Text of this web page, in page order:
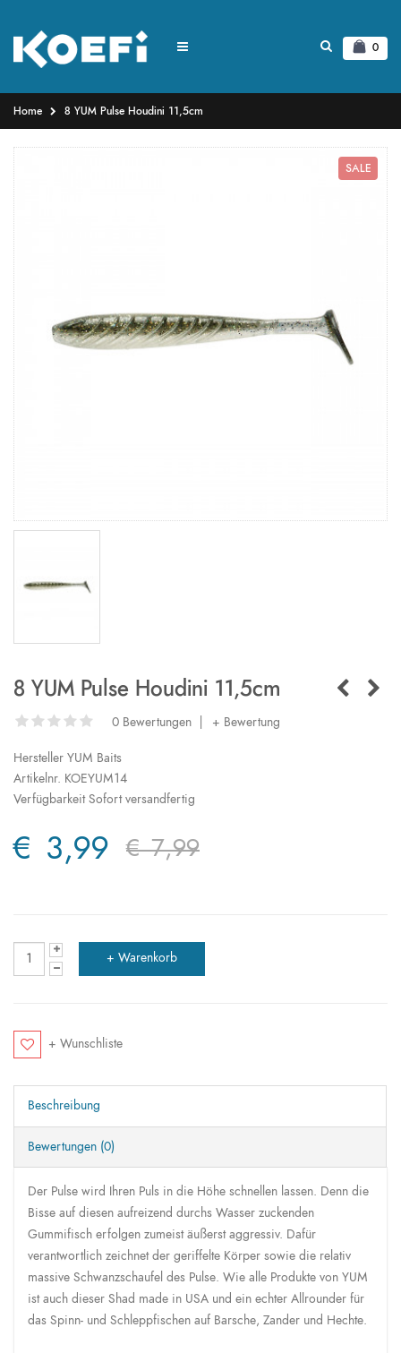
0
Home 8 YUM Pulse Houdini 11,5cm
SALE
8 YUM Pulse Houdini 11,5cm
0 Bewertungen + Bewertung
Hersteller YUM Baits
Artikelnr. KOEYUM14
VerfügbarkeitSofort versandfertig
€ 3,99 € 7,99
+ Wunschliste
Beschreibung
Bewertungen (0)
Der Pulse wird Ihren Puls in die Höhe schnellen lassen. Denn die
Bisse auf diesen aufreizend durchs Wasser zuckenden
Gummifisch erfolgen zumeist äußerst aggressiv. Dafür
verantwortlich zeichnet der geriffelte Körper sowie die relativ
massive Schwanzschaufel des Pulse. Wie alle Produkte von YUM
ist auch dieser Shad made in USA und ein echter Allrounder für
das Spinn- und Schleppfischen auf Barsche, Zander und Hechte.